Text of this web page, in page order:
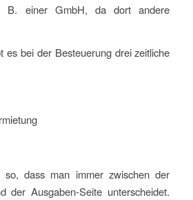
B. einer GmbH, da dort andere
es bei der Besteuerung drei zeitliche
so, dass man immer zwischen der
der Ausgaben-Seite unterscheidet.